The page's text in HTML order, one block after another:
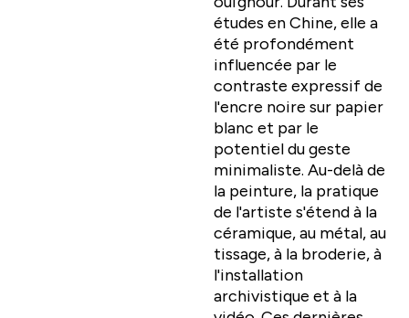
études en Chine, elle a
été profondément
influencée par le
contraste expressif de
l'encre noire sur papier
blanc et par le
potentiel du geste
minimaliste. Au-delà de
la peinture, la pratique
de l'artiste s'étend à la
céramique, au métal, au
tissage, à la broderie, à
l'installation
archivistique et à la